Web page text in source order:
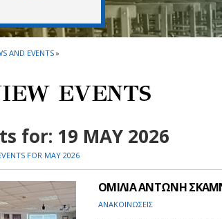
AND EVENTS»
EVENTS
for: 19 MAY 2026
FOR MAY 2026
OΜΙΛΙΑ ΑΝΤΩΝΗ
ΑΝΑΚΟΙΝΩΣΕΙΣ